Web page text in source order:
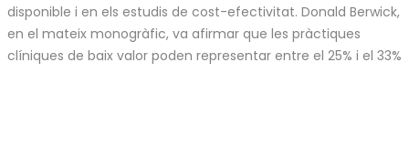
disponible i en els estudis de cost-efectivitat. Donald Berwick,
en el mateix monogràfic, va afirmar que les pràctiques
clíniques de baix valor poden representar entre el 25% i el 33%